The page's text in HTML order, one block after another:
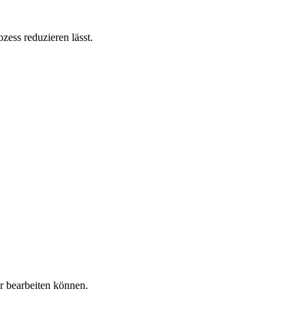
reduzieren lässt.
bearbeiten können.